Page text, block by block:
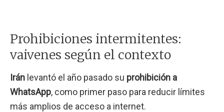
Prohibiciones intermitentes:
vaivenes según el contexto
Irán levantó el año pasado su prohibición a
WhatsApp, como primer paso para reducir límites
más amplios de acceso a internet.